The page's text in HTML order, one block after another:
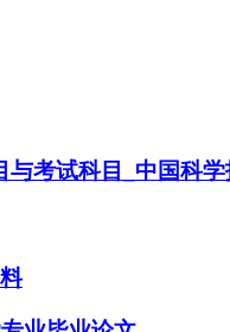
考试科目_中国科